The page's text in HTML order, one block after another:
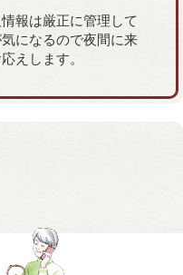
報は厳正に管理して
になるので夜間に来
えします。